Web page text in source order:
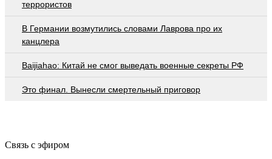
террористов
В Германии возмутились словами Лаврова про их
канцлера
Baijiahao: Китай не смог выведать военные секреты РФ
Это финал. Вынесли смертельный приговор
Связь с эфиром